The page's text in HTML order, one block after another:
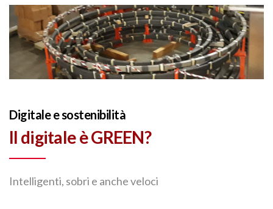
Digitale e sostenibilità
Il digitale è GREEN?
Intelligenti, sobri e anche veloci